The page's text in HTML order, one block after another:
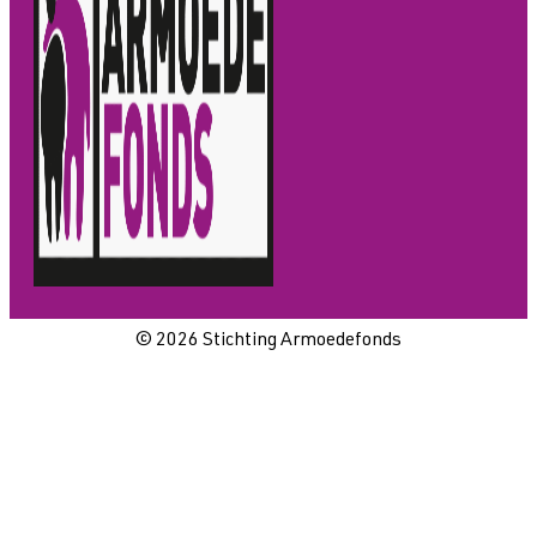
© 2026 Stichting Armoedefonds